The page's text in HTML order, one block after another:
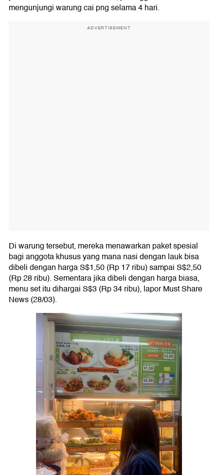
mengunjungi warung cai png selama 4 hari.
ADVERTISEMENT
Di warung tersebut, mereka menawarkan paket spesial
bagi anggota khusus yang mana nasi dengan lauk bisa
dibeli dengan harga S$1,50 (Rp 17 ribu) sampai S$2,50
(Rp 28 ribu). Sementara jika dibeli dengan harga biasa,
menu set itu dihargai S$3 (Rp 34 ribu), lapor Must Share
News (28/03).